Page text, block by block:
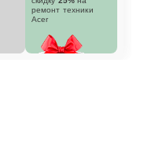
ремонт техники
Acer